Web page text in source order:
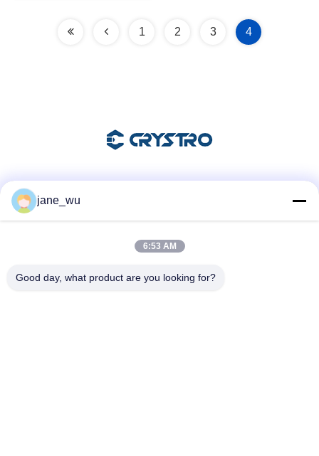
1 2 3 4
jane_wu
6:53 AM
Good day, what product are you looking for?